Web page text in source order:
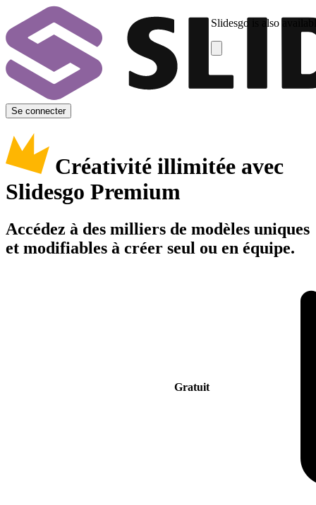
Slidesgo is also
Se connecter
Créativité illimitée avec
Slidesgo Premium
Accédez à des milliers de modèles uniques
et modifiables à créer seul ou en équipe.
Gratuit